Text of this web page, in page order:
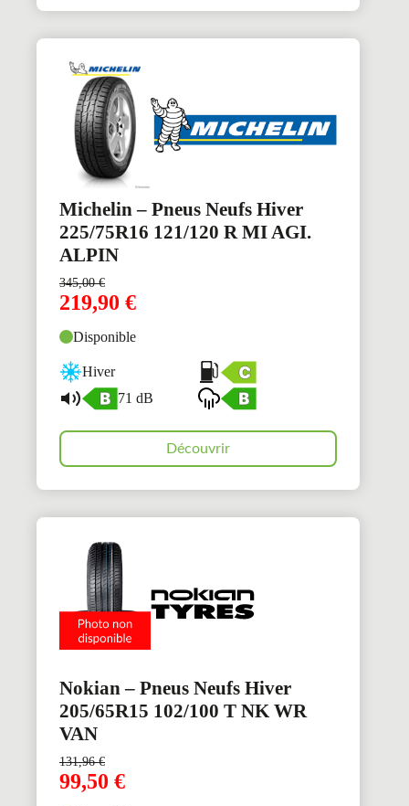
Michelin – Pneus Neufs Hiver
225/75R16 121/120 R MI AGI.
ALPIN
345,00€
219,90 €
Disponible
Hiver
71 dB
Découvrir
Nokian – Pneus Neufs Hiver
205/65R15 102/100 T NK WR
VAN
131,96€
99,50 €